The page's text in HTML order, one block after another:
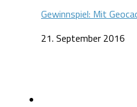
Gewinnspiel: Mit
21. September 2016